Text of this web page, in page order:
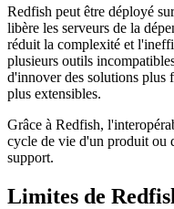
Redfish peut être déployé
libère les serveurs de la
réduit la complexité et
plusieurs outils
d'innover des solutions plus
plus extensibles.
Grâce à Redfish,
cycle de vie d'un produit ou
support.
Limites de